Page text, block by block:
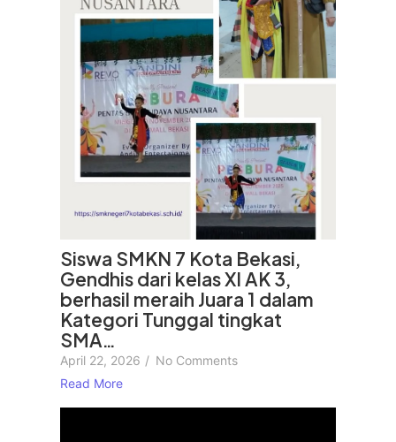
Siswa SMKN 7 Kota Bekasi,
Gendhis dari kelas XI AK 3,
berhasil meraih Juara 1 dalam
Kategori Tunggal tingkat
SMA…
April 22, 2026 / No Comments
Read More